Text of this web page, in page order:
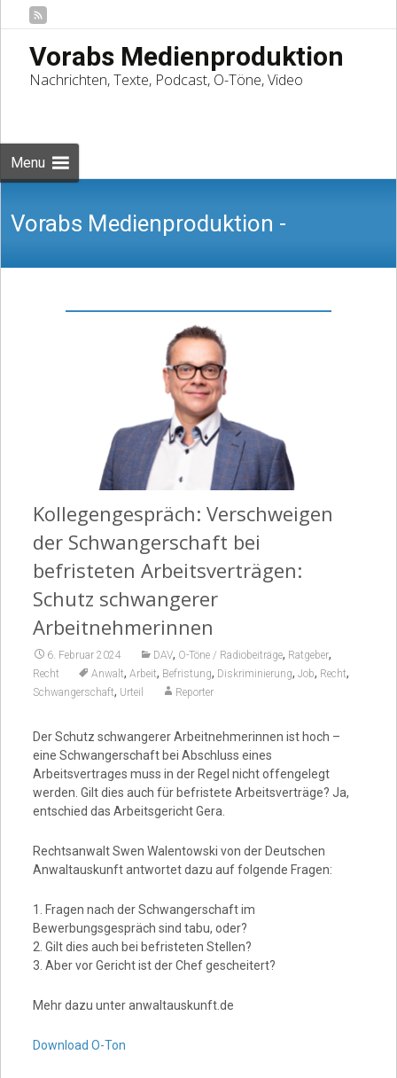
Vorabs Medienproduktion
Nachrichten, Texte, Podcast, O-Töne, Video
Menu
Vorabs Medienproduktion -
Nachrichten, Texte, Podcast, O-Töne,
Kollegengespräch: Verschweigen
der Schwangerschaft bei
befristeten Arbeitsverträgen:
Schutz schwangerer
Arbeitnehmerinnen
6. Februar 2024 DAV, O-Töne / Radiobeiträge, Ratgeber,
Recht Anwalt, Arbeit, Befristung, Diskriminierung, Job, Recht,
Schwangerschaft, Urteil Reporter
Der Schutz schwangerer Arbeitnehmerinnen ist hoch –
eine Schwangerschaft bei Abschluss eines
Arbeitsvertrages muss in der Regel nicht offengelegt
werden. Gilt dies auch für befristete Arbeitsverträge? Ja,
entschied das Arbeitsgericht Gera.
Rechtsanwalt Swen Walentowski von der Deutschen
Anwaltauskunft antwortet dazu auf folgende Fragen:
1. Fragen nach der Schwangerschaft im
Bewerbungsgespräch sind tabu, oder?
2. Gilt dies auch bei befristeten Stellen?
3. Aber vor Gericht ist der Chef gescheitert?
Mehr dazu unter anwaltauskunft.de
Download O-Ton